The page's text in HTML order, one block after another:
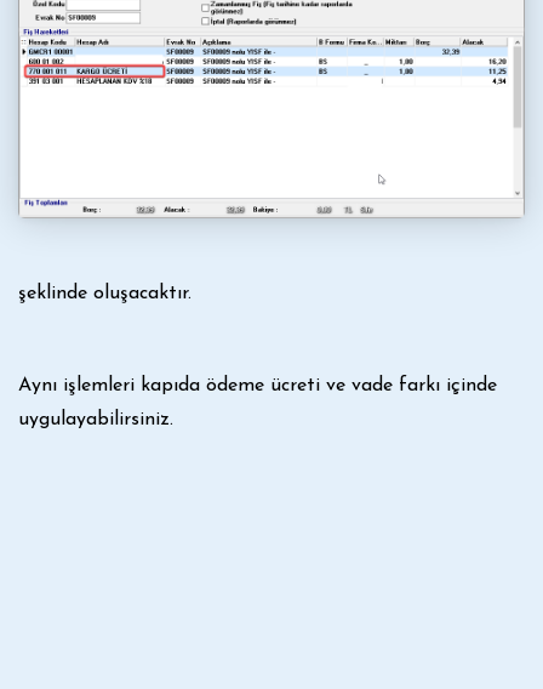
şeklinde oluşacaktır.
Aynı işlemleri kapıda ödeme ücreti ve vade farkı içinde
uygulayabilirsiniz.